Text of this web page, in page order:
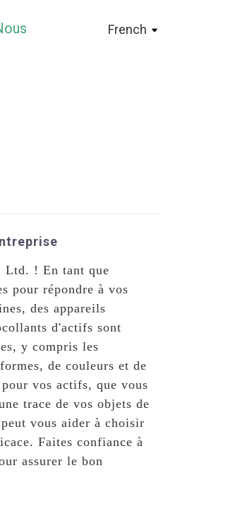
French
Ltd. ! En tant que
pour répondre à vos
des appareils
d'actifs sont
y compris les
de couleurs et de
vos actifs, que vous
trace de vos objets de
vous aider à choisir
Faites confiance à
assurer le bon